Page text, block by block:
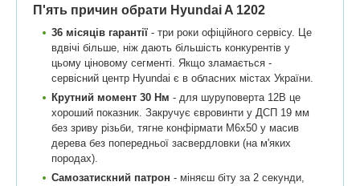
П'ять причин обрати Hyundai A 1202
36 місяців гарантії - три роки офіційного сервісу. Це
вдвічі більше, ніж дають більшість конкурентів у
цьому ціновому сегменті. Якщо зламається -
сервісний центр Hyundai є в обласних містах України.
Крутний момент 30 Нм - для шуруповерта 12В це
хороший показник. Закручує євровинти у ДСП 19 мм
без зриву різьби, тягне конфірмати М6x50 у масив
дерева без попередньої засвердловки (на м'яких
породах).
Самозатискний патрон - міняєш біту за 2 секунди,